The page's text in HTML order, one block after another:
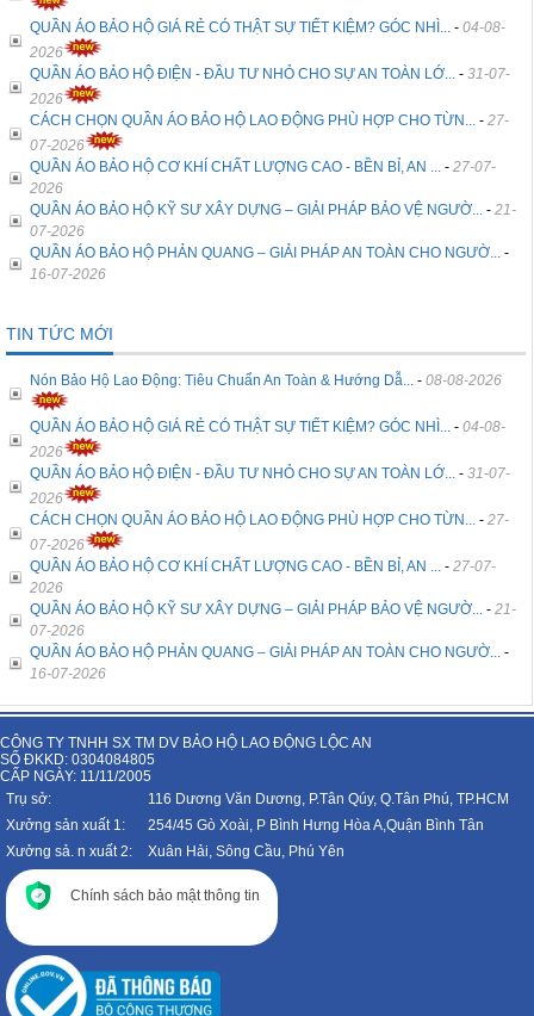
QUẦN ÁO BẢO HỘ GIÁ RẺ CÓ THẬT SỰ TIẾT KIỆM? GÓC NHÌ... - 04-08-
2026
QUẦN ÁO BẢO HỘ ĐIỆN - ĐẦU TƯ NHỎ CHO SỰ AN TOÀN LỚ...
- 31-07-
2026
CÁCH CHỌN QUẦN ÁO BẢO HỘ LAO ĐỘNG PHÙ HỢP CHO TỪN...
- 27-
07-2026
QUẦN ÁO BẢO HỘ CƠ KHÍ CHẤT LƯỢNG CAO - BỀN BỈ, AN ...
- 27-07-
2026
QUẦN ÁO BẢO HỘ KỸ SƯ XÂY DỰNG – GIẢI PHÁP BẢO VỆ NGƯỜ...
- 21-
07-2026
QUẦN ÁO BẢO HỘ PHẢN QUANG – GIẢI PHÁP AN TOÀN CHO NGƯỜ...
-
16-07-2026
TIN TỨC MỚI
Nón Bảo Hộ Lao Động: Tiêu Chuẩn An Toàn & Hướng Dẫ... - 08-08-2026
QUẦN ÁO BẢO HỘ GIÁ RẺ CÓ THẬT SỰ TIẾT KIỆM? GÓC NHÌ... - 04-08-
2026
QUẦN ÁO BẢO HỘ ĐIỆN - ĐẦU TƯ NHỎ CHO SỰ AN TOÀN LỚ...
- 31-07-
2026
CÁCH CHỌN QUẦN ÁO BẢO HỘ LAO ĐỘNG PHÙ HỢP CHO TỪN...
- 27-
07-2026
QUẦN ÁO BẢO HỘ CƠ KHÍ CHẤT LƯỢNG CAO - BỀN BỈ, AN ...
- 27-07-
2026
QUẦN ÁO BẢO HỘ KỸ SƯ XÂY DỰNG – GIẢI PHÁP BẢO VỆ NGƯỜ...
- 21-
07-2026
QUẦN ÁO BẢO HỘ PHẢN QUANG – GIẢI PHÁP AN TOÀN CHO NGƯỜ...
-
16-07-2026
CÔNG TY TNHH SX TM DV BẢO HỘ LAO ĐỘNG LỘC AN
SỐ ĐKKD: 0304084805
CẤP NGÀY: 11/11/2005
Trụ sở:
116 Dương Văn Dương, P.Tân Qúy, Q.Tân Phú, TP.HCM
Xưởng sản xuất 1:
254/45 Gò Xoài, P Bình Hưng Hòa A,Quận Bình Tân
Xưởng sả. n xuất 2:
Xuân Hải, Sông Cầu, Phú Yên
Chính sách bảo mật thông tin